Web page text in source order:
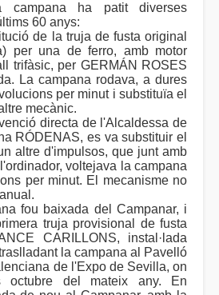
campana ha patit diverses
60 anys:
de la truja de fusta original
per una de ferro, amb motor
trifàsic, per GERMÁN ROSES
La campana rodava, a dures
per minut i substituïa el
mecànic.
directa de l'Alcaldessa de
RÓDENAS, es va substituir el
altre d'impulsos, que junt amb
voltejava la campana
per minut. El mecanisme no
fou baixada del Campanar, i
truja provisional de fusta
CARILLONS, instal·lada
la campana al Pavelló
de l'Expo de Sevilla, on
octubre del mateix any. En